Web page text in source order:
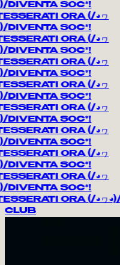
DIVENTA SOC*!
ORA(/◕ヮ
DIVENTA SOC*!
ORA(/◕ヮ
DIVENTA SOC*!
ORA(/◕ヮ
DIVENTA SOC*!
ORA(/◕ヮ
DIVENTA SOC*!
ORA(/◕ヮ
DIVENTA SOC*!
ORA(/◕ヮ
DIVENTA SOC*!
ORA(/◕ヮ
DIVENTA SOC*!
ORA(/◕ヮ
DIVENTA SOC*!
ORA(/◕ヮ◕)/
CLUB